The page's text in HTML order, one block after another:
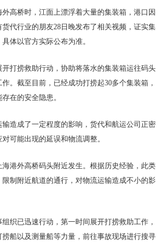
高桥时，江面上漂浮着大量的集装箱，港口因
代行业的朋友28日晚发布了相关视频，证实集
体以官方实际公布为准。
打捞救助行动，协助将落水的集装箱运往码头
。截至目前，已经成功打捞起30多个集装箱，
在的安全隐患。
造成了一定程度的影响，货代和航运公司正密
可能出现的延误和物流调整。
港外高桥码头附近发生。根据历史经验，此类
制附近航道的通行，对物流运输造成不小的影
织已迅速行动，第一时间展开打捞救助工作，
船以及测量船等力量，前往事故现场进行搜寻